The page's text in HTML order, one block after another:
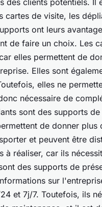
des clients potentiels. Il
cartes de visite, les
ont leurs
de faire un choix. Les
elles permettent de
Elles sont
elles ne
nécessaire de
sont des supports
de donner
et peuvent être
à réaliser, car ils
des supports de
sur
et 7j/7. Toutefois, ils